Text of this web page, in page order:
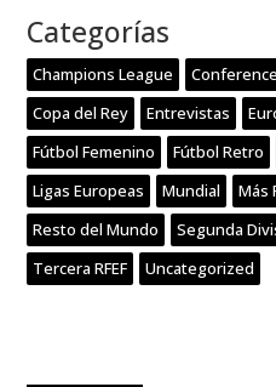
Categorías
Champions League
Copa del Rey
Entrevistas
Fútbol Femenino
Fútbol Retro
Ligas Europeas
Mundial Más
Resto del Mundo
Segunda
Tercera RFEF
Uncategorized